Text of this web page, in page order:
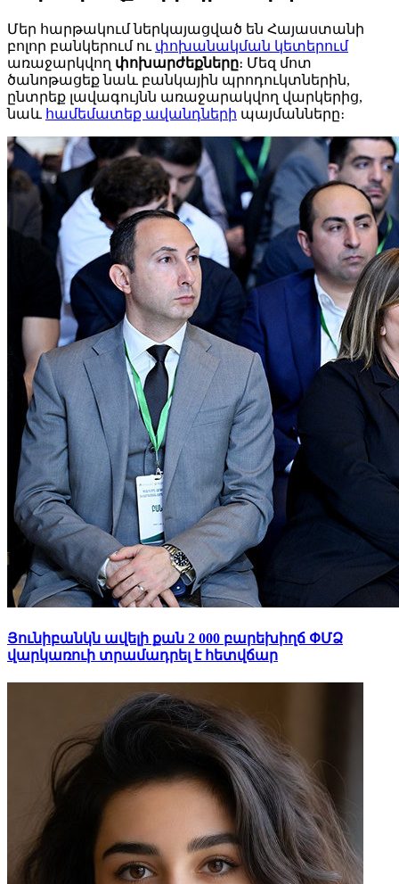
Մեր հարթակում ներկայացված են Հայաստանի
բոլոր բանկերում ու փոխանակման կետերում
առաջարկվող փոխարժեքները։ Մեզ մոտ
ծանոթացեք նաև բանկային պրոդուկտներին,
ընտրեք լավագույնն առաջարակվող վարկերից,
նաև համեմատեք ավանդների պայմանները։
Յունիբանկն ավելի քան 2 000 բարեխիղճ ՓՄՁ
վարկառուի տրամադրել է հետվճար